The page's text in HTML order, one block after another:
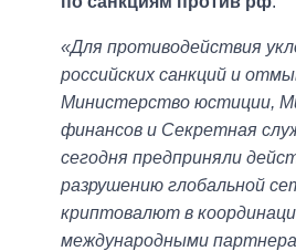
«Для противодействия
российских санкций и
Министерство юстиции,
финансов и Секретная
сегодня предприняли
разрушению глобальной
криптовалют в
международными